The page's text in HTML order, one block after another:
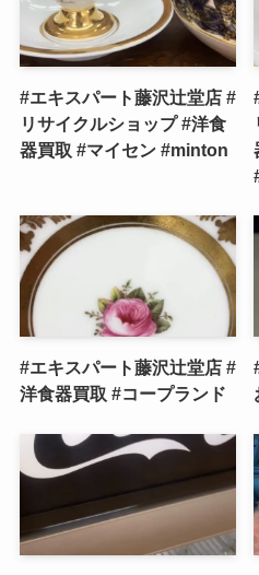
#エキスパート藤沢辻堂店 #
リサイクルショップ #洋食
器買取 #マイセン #minton
#エキスパート藤沢辻堂店 #
洋食器買取 #コープランド